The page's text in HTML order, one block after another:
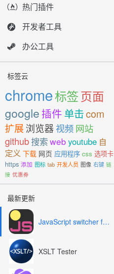
热门插件
开发者工具
办公工具
标签云
chrome标签页面
google 插件 单击com
扩展浏览器 视频网站
github搜索web youtube 自
定义 下载 网页 应用程序 css 选项卡
https 添加 图标 tab 开发人员 图像 右键 链
接 优惠券
最新更新
JavaScript switcher for SEO and development
XSLT Tester